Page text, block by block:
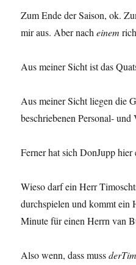
Zum Ende der Saison, ok.
mir aus. Aber nacheinem
Aus meiner Sicht ist das
Aus meiner Sicht liegen die
beschriebenen Personal-
Ferner hat sich DonJupp
Wieso darf ein Herr
durchspielen und kommt ein
Minute für einen Herrn van
Also wenn, dass muss